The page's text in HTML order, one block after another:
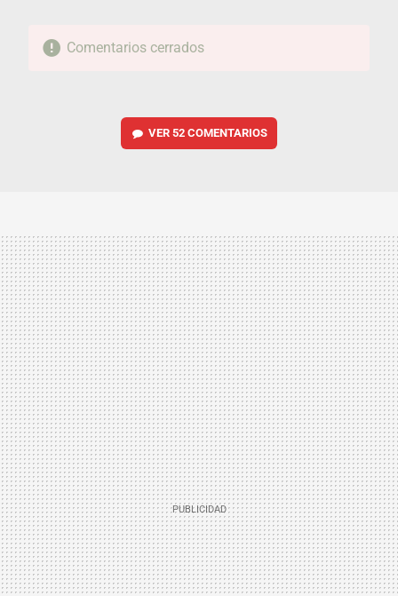
Comentarios cerrados
VER 52 COMENTARIOS